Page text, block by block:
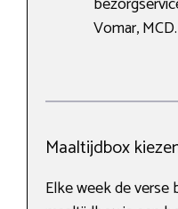
Vomar, MCD.
Maaltijdbox
Elke week de verse